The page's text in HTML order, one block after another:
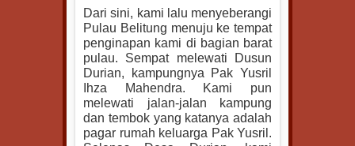
Dari sini, kami lalu menyeberangi
Pulau Belitung menuju ke tempat
penginapan kami di bagian barat
pulau. Sempat melewati Dusun
Durian, kampungnya Pak Yusril
Ihza Mahendra. Kami pun
melewati jalan-jalan kampung
dan tembok yang katanya adalah
pagar rumah keluarga Pak Yusril.